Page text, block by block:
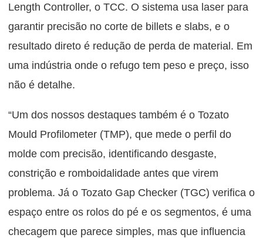
Length Controller, o TCC. O sistema usa laser para
garantir precisão no corte de billets e slabs, e o
resultado direto é redução de perda de material. Em
uma indústria onde o refugo tem peso e preço, isso
não é detalhe.
“Um dos nossos destaques também é o Tozato
Mould Profilometer (TMP), que mede o perfil do
molde com precisão, identificando desgaste,
constrição e romboidalidade antes que virem
problema. Já o Tozato Gap Checker (TGC) verifica o
espaço entre os rolos do pé e os segmentos, é uma
checagem que parece simples, mas que influencia